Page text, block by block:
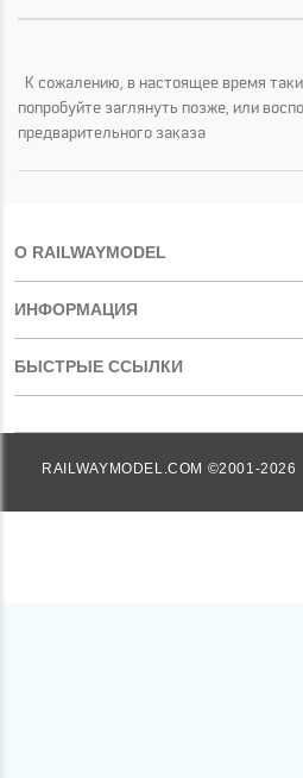
К сожалению, в настоящее время
попробуйте заглянуть позже, или
предварительного заказа
О RAILWAYMODEL
ИНФОРМАЦИЯ
БЫСТРЫЕ ССЫЛКИ
RAILWAYMODEL.COM ©2001-2026